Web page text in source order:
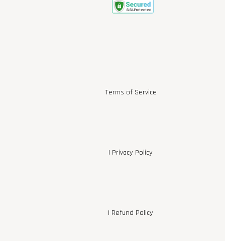
Terms of Service
                  |
Privacy Policy
                  |
Refund Policy